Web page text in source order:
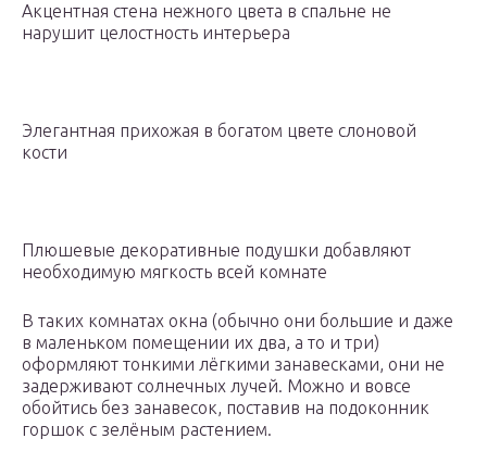
Акцентная стена нежного цвета в спальне не
нарушит целостность интерьера
Элегантная прихожая в богатом цвете слоновой
кости
Плюшевые декоративные подушки добавляют
необходимую мягкость всей комнате
В таких комнатах окна (обычно они большие и даже
в маленьком помещении их два, а то и три)
оформляют тонкими лёгкими занавесками, они не
задерживают солнечных лучей. Можно и вовсе
обойтись без занавесок, поставив на подоконник
горшок с зелёным растением.